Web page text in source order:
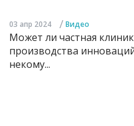
03 апр 2024 / Видео
Может ли частная
производства
некому...